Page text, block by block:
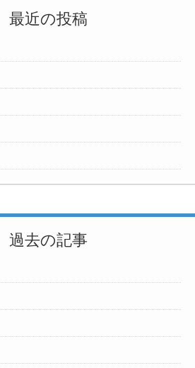
最近の投稿
過去の記事